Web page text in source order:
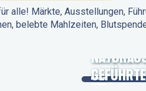
Märkte, Ausstellungen,
belebte Mahlzeiten,
TAGE DES